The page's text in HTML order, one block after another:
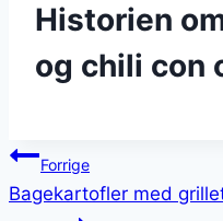
Historien
og chili con
Forrige
Bagekartofler med